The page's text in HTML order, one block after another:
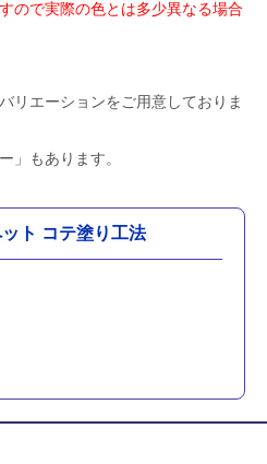
ので実際の色とは多少異なる場合
リエーションをご用意しておりま
」もあります。
ト コテ塗り工法